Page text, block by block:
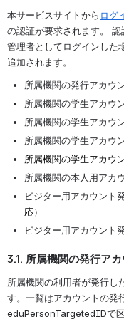
本サービスサイトから ログ
の認証が要求されます。 認
管理者としてログインした
追加されます。
所属機関の発行アカウ
所属機関の学生アカウ
所属機関の学生アカウ
所属機関の学生アカウ
所属機関の学生アカウ
所属機関の本人用アカ
ビジター用アカウント
応）
ビジター用アカウント
3.1. 所属機関の発行ア
所属機関の利用者が発行し
す。一覧はアカウントの発
eduPersonTargetedIDで区